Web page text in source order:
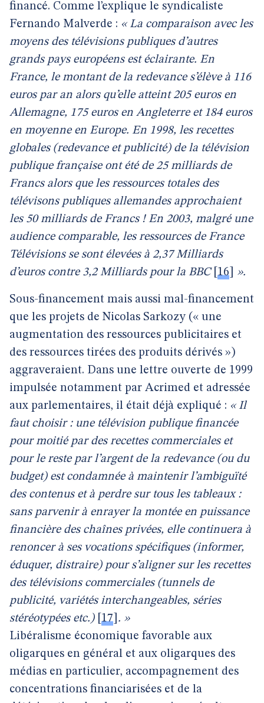
financé. Comme l’explique le syndicaliste
Fernando Malverde : « La comparaison avec les
moyens des télévisions publiques d’autres
grands pays européens est éclairante. En
France, le montant de la redevance s’élève à 116
euros par an alors qu’elle atteint 205 euros en
Allemagne, 175 euros en Angleterre et 184 euros
en moyenne en Europe. En 1998, les recettes
globales (redevance et publicité) de la télévision
publique française ont été de 25 milliards de
Francs alors que les ressources totales des
télévisons publiques allemandes approchaient
les 50 milliards de Francs ! En 2003, malgré une
audience comparable, les ressources de France
Télévisions se sont élevées à 2,37 Milliards
d’euros contre 3,2 Milliards pour la BBC[ 16 ».
Sous-financement mais aussi mal-financement
que les projets de Nicolas Sarkozy (« une
augmentation des ressources publicitaires et
des ressources tirées des produits dérivés »)
aggraveraient. Dans une lettre ouverte de 1999
impulsée notamment par Acrimed et adressée
aux parlementaires, il était déjà expliqué : « Il
faut choisir : une télévision publique financée
pour moitié par des recettes commerciales et
pour le reste par l’argent de la redevance (ou du
budget) est condamnée à maintenir l’ambiguïté
des contenus et à perdre sur tous les tableaux :
sans parvenir à enrayer la montée en puissance
financière des chaînes privées, elle continuera à
renoncer à ses vocations spécifiques (informer,
éduquer, distraire) pour s’aligner sur les recettes
des télévisions commerciales (tunnels de
publicité, variétés interchangeables, séries
stéréotypées etc.)[ 17 . »
Libéralisme économique favorable aux
oligarques en général et aux oligarques des
médias en particulier, accompagnement des
concentrations financiarisées et de la